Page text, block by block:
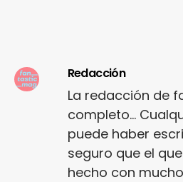
Redacción
La redacción de
completo...
puede haber
seguro que el
hecho con